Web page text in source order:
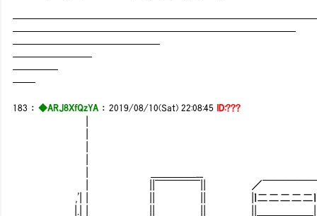
━━━━━━━━━━━━━━━━━━━━━━━━━
━━━━━━━━━━━━━
━━━━━━━
━━━━
━━
183 ：◆ARJ8XfQzYA ：2019/08/10(Sat) 22:08:45 ID:???
| ||￣￣￣￣|| ／￣￣￣
,'| | || || |ｌ二二二二二